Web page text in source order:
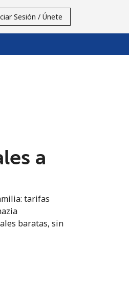
Sesión / Únete
a
tarifas
baratas, sin